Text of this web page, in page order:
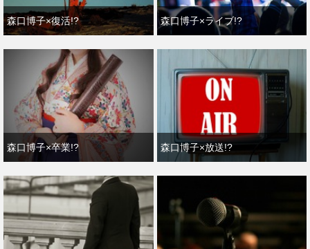
森口博子×復活!? 森口博子×ライブ!?
森口博子×卒業!? 森口博子×放送!?